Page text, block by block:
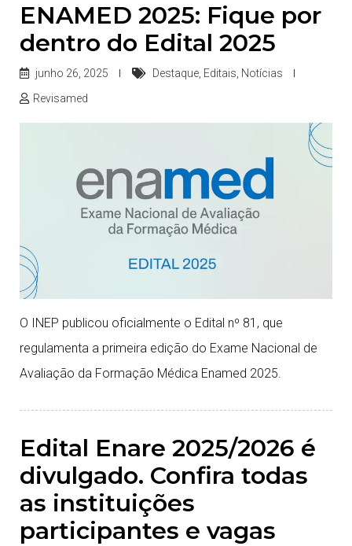
ENAMED 2025: Fique por
dentro do Edital 2025
junho 26, 2025 Destaque Editais Notícias
Revisamed
O INEP publicou oficialmente o Edital nº 81, que
regulamenta a primeira edição do Exame Nacional de
Avaliação da Formação Médica Enamed 2025.
Edital Enare 2025/2026 é
divulgado. Confira todas
as instituições
participantes e vagas